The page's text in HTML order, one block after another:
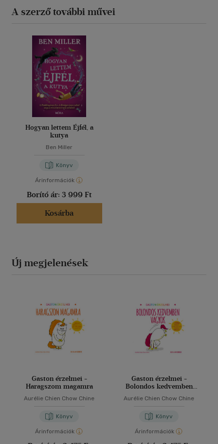
A szerző további művei
Hogyan lettem Éjfél, a
kutya
Ben Miller
Könyv
Árinformációk
Borító ár: 3 999 Ft
Kosárba
Új megjelenések
Gaston érzelmei -
Haragszom magamra
Aurélie Chien Chow Chine
Könyv
Árinformációk
Gaston érzelmei -
Bolondos kedvemben
Aurélie Chien Chow Chine
Könyv
Árinformációk